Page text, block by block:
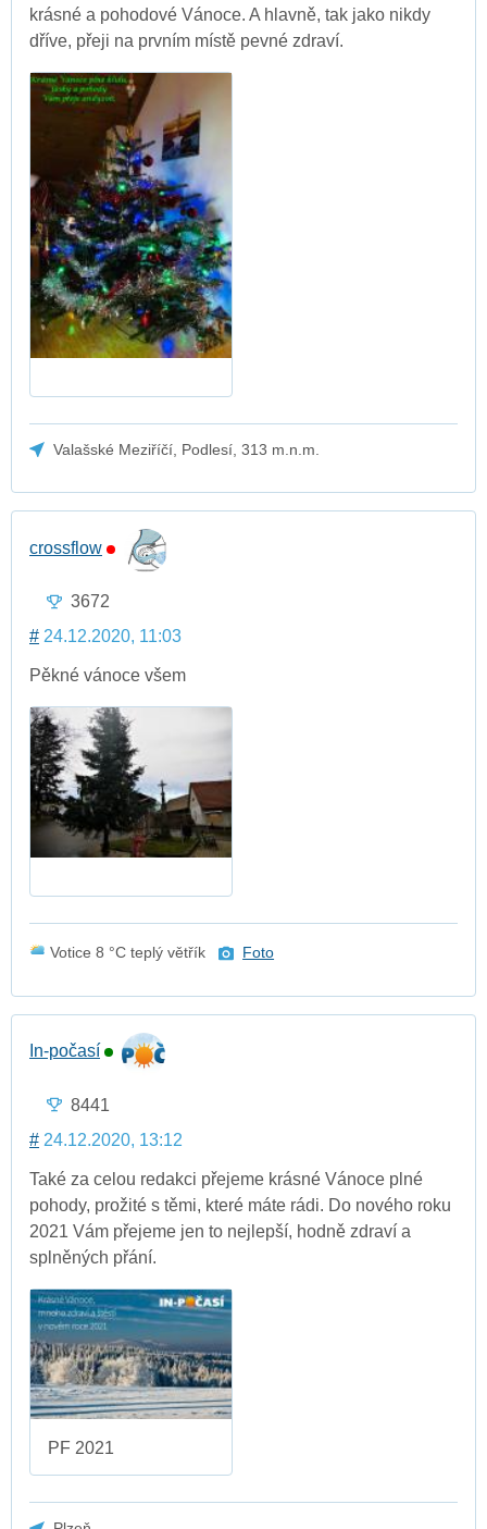
krásné a pohodové Vánoce. A hlavně, tak jako nikdy
dříve, přeji na prvním místě pevné zdraví.
Valašské Meziříčí, Podlesí, 313 m.n.m.
crossflow
3672
# 24.12.2020, 11:03
Pěkné vánoce všem
Votice 8 °C teplý větřík Foto
In-počasí
8441
# 24.12.2020, 13:12
Také za celou redakci přejeme krásné Vánoce plné
pohody, prožité s těmi, které máte rádi. Do nového roku
2021 Vám přejeme jen to nejlepší, hodně zdraví a
splněných přání.
PF 2021